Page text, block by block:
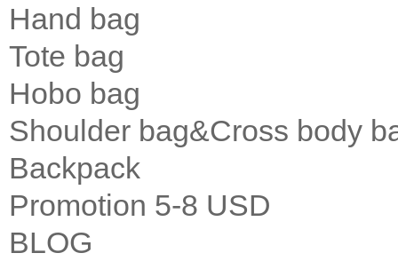
Hand bag
Tote bag
Hobo bag
Shoulder bag&Cross body
Backpack
Promotion 5-8 USD
BLOG